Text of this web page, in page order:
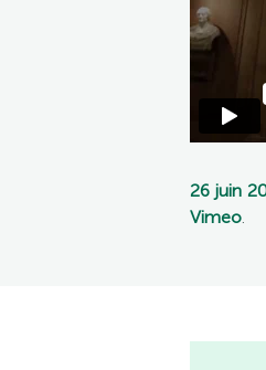
26 juin
Vimeo.